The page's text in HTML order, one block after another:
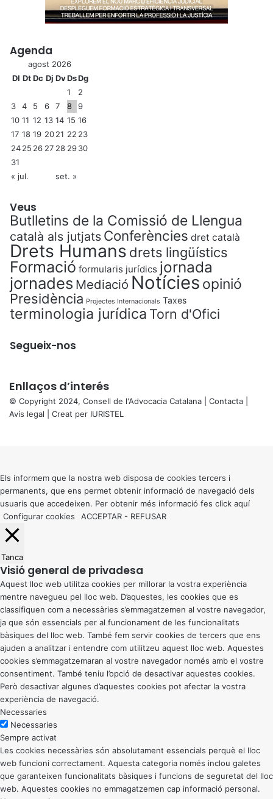
Agenda
agost 2026
Dl DtDc Dj DvDsDg
1
2
3
4 5 6 7 8
9
10 11 12 13 14 15 16
17 18 19 2021 22 23
2425 26 27 28 2930
31
« jul.
set. »
Veus
Butlletins de la Comissió de Llengua
català als jutjats Conferències dret català
Drets Humans drets lingüístics
Formació formularis jurídics jornada
jornades Mediació Notícies opinió
Presidència Projectes Internacionals Taxes
terminologia jurídica Torn d'Ofici
Segueix-nos
Enllaços d’interés
© Copyright 2024, Consell de l'Advocacia Catalana | Contacta
Avís legal | Creat per IURISTEL
button
Els informem que la nostra web disposa de cookies tercers i
permanents, que ens permet obtenir informació de navegació dels
usuaris que accedeixen. Per obtenir més informació fes click aquí
Configurar cookies
ACCEPTAR - REFUSAR
Tanca
Visió general de privadesa
Aquest lloc web utilitza cookies per millorar la vostra experiència
mentre navegueu pel lloc web. D’aquestes, les cookies que es
classifiquen com a necessàries s’emmagatzemen al vostre navegador,
ja que són essencials per al funcionament de les funcionalitats
bàsiques del lloc web. També fem servir cookies de tercers que ens
ajuden a analitzar i entendre com utilitzeu aquest lloc web. Aquestes
cookies s’emmagatzemaran al vostre navegador només amb el vostre
consentiment. També teniu l’opció de desactivar aquestes cookies.
Però desactivar algunes d’aquestes cookies pot afectar la vostra
experiència de navegació.
Necessaries
Necessaries
Sempre activat
Les cookies necessàries són absolutament essencials perquè el lloc
web funcioni correctament. Aquesta categoria només inclou galetes
que garanteixen funcionalitats bàsiques i funcions de seguretat del lloc
web. Aquestes cookies no emmagatzemen cap informació personal.